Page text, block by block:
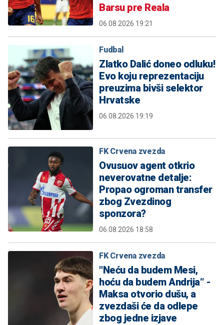
Barsu pre Reala
06.08.2026 19:21
Fudbal
Zlatko Dalić doneo odluku!
Evo koju reprezentaciju
preuzima bivši selektor
Hrvatske
06.08.2026 19:19
FK Crvena zvezda
Ovusuov agent otkrio
neverovatne detalje:
Propao ogroman transfer
zbog Zvezdinog
sponzora?
06.08.2026 18:58
FK Crvena zvezda
"Neću da budem Mesi,
hoću da budem Andrija“ -
Maksa otvorio dušu, a
zvezdaši će da odlepe
zbog jedne izjave